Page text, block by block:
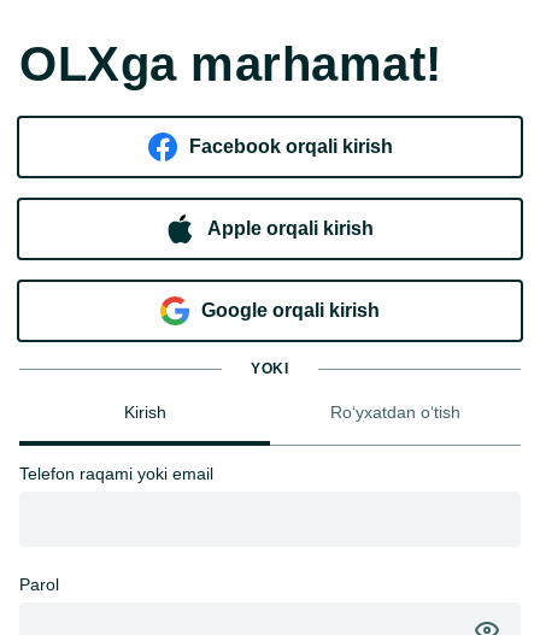
OLXga marhamat!
Facebook orqali kirish​
Apple orqali kirish
Goo​g​le orqali kirish
YOKI
Kirish Ro‘yxatdan o‘tish
Telefon raqami yoki email
Parol